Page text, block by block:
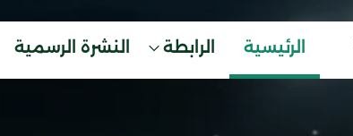
الرئيسية الرابطة النشرة الرسمية